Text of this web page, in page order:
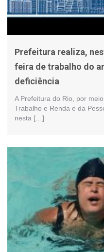
Prefeitura realiza,
feira de trabalho do
deficiência
A Prefeitura do Rio, por
Trabalho e Renda e da
nesta […]